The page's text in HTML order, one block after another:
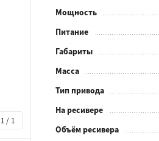
1 / 1
Мощность
Питание
Габариты
Масса
Тип привода
На ресивере
Объём ресивера